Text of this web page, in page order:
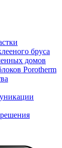
бруса
домов
Porotherm